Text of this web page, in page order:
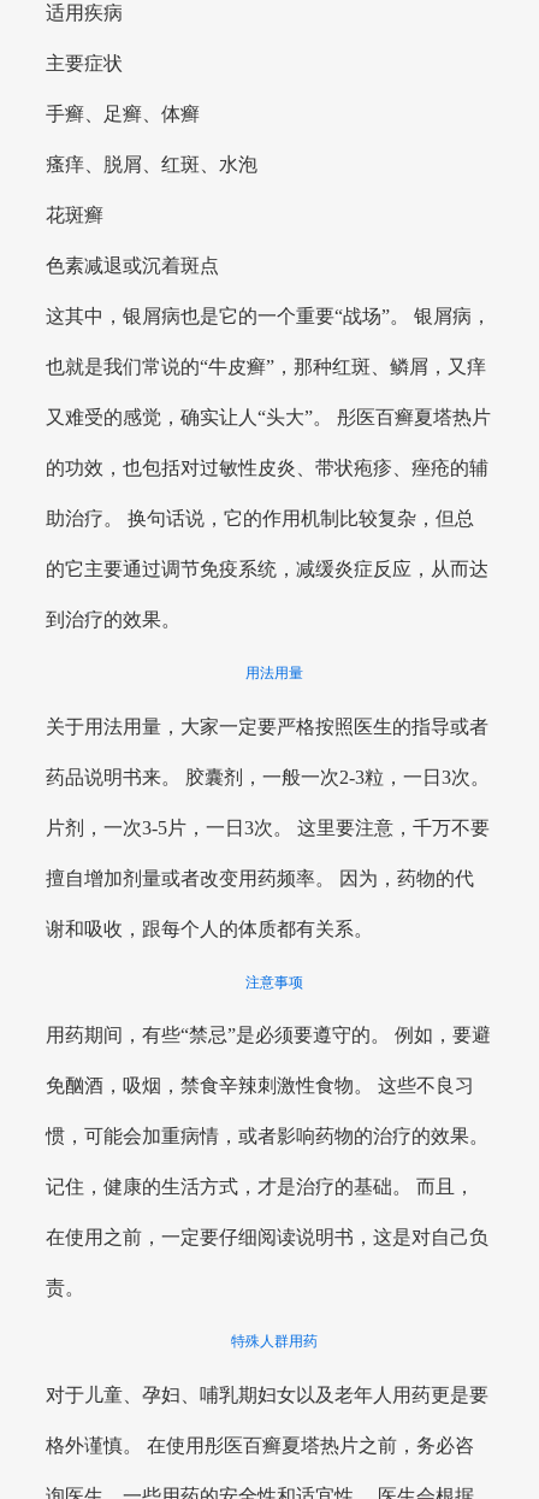
适用疾病
主要症状
手癣、足癣、体癣
瘙痒、脱屑、红斑、水泡
花斑癣
色素减退或沉着斑点
这其中，银屑病也是它的一个重要“战场”。 银屑病，
也就是我们常说的“牛皮癣”，那种红斑、鳞屑，又痒
又难受的感觉，确实让人“头大”。 彤医百癣夏塔热片
的功效，也包括对过敏性皮炎、带状疱疹、痤疮的辅
助治疗。 换句话说，它的作用机制比较复杂，但总
的它主要通过调节免疫系统，减缓炎症反应，从而达
到治疗的效果。
用法用量
关于用法用量，大家一定要严格按照医生的指导或者
药品说明书来。 胶囊剂，一般一次2-3粒，一日3次。
片剂，一次3-5片，一日3次。 这里要注意，千万不要
擅自增加剂量或者改变用药频率。 因为，药物的代
谢和吸收，跟每个人的体质都有关系。
注意事项
用药期间，有些“禁忌”是必须要遵守的。 例如，要避
免酗酒，吸烟，禁食辛辣刺激性食物。 这些不良习
惯，可能会加重病情，或者影响药物的治疗的效果。
记住，健康的生活方式，才是治疗的基础。 而且，
在使用之前，一定要仔细阅读说明书，这是对自己负
责。
特殊人群用药
对于儿童、孕妇、哺乳期妇女以及老年人用药更是要
格外谨慎。 在使用彤医百癣夏塔热片之前，务必咨